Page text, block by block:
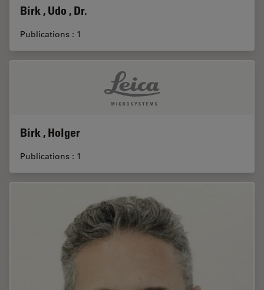
Birk , Udo , Dr.
Publications : 1
Birk , Holger
Publications : 1